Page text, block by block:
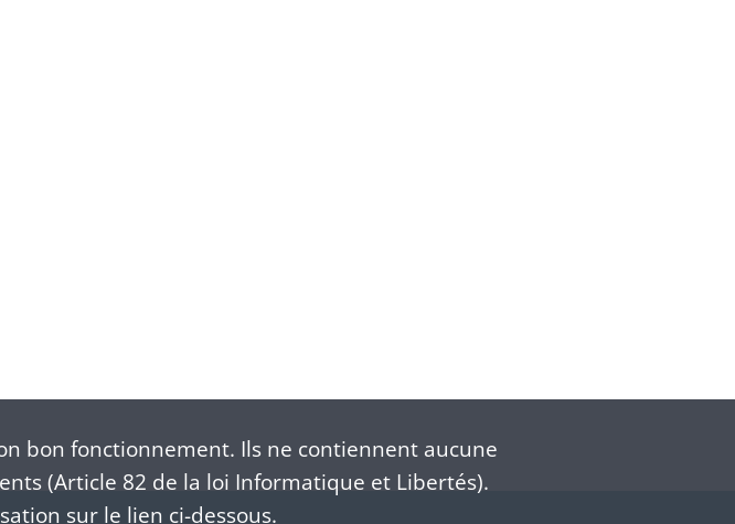
bon fonctionnement. Ils ne contiennent aucune
(Article 82 de la loi Informatique et Libertés).
sur le lien ci-dessous.